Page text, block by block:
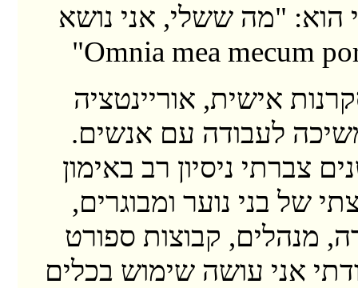
הוא: "מה ששלי, אני נושא
אישית, אוריינטציה
לעבודה עם אנשים.
צברתי ניסיון רב באימון
של בני נוער ומבוגרים,
מנהלים, קבוצות ספורט
אני עושה שימוש בכלים